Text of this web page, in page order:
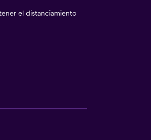
el distanciamiento